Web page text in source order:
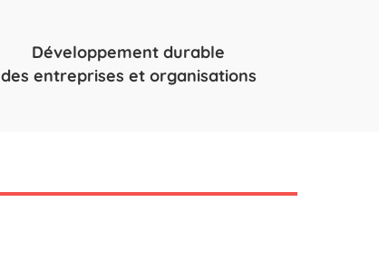
Développement durable
des entreprises et organisations